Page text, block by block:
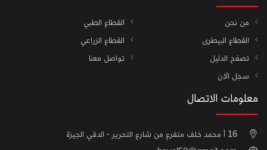
من نحن
القطاع الطبي
القطاع البيطرى
القطاع الزراعي
تصفح الدليل
تواصل معنا
سجل الان
معلومات الاتصال
16 أ محمد خلف متفرع من شارع التحرير - الدقي الجيزة